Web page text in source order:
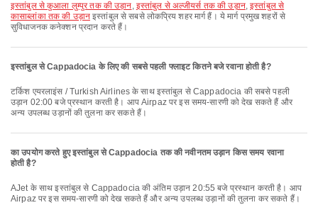
इस्तांबुल से कुआला लुम्पुर तक की उड़ान, इस्तांबुल से अल्जीयर्स तक की उड़ान,इस्तांबुल से
कासाब्लांका तक की उड़ानइस्तांबुल से सबसे लोकप्रिय शहर मार्ग हैं। ये मार्ग प्रमुख शहरों से
सुविधाजनक कनेक्शन प्रदान करते हैं।
इस्तांबुल से Cappadocia के लिए की सबसे पहली फ्लाइट कितने बजे रवाना होती है?
टर्किश एयरलाइंस / Turkish Airlines के साथ इस्तांबुल से Cappadocia की सबसे पहली
उड़ान 02:00 बजे प्रस्थान करती है। आप Airpaz पर इस समय-सारणी को देख सकते हैं और
अन्य उपलब्ध उड़ानों की तुलना कर सकते हैं।
का उपयोग करते हुए इस्तांबुल से Cappadocia तक की नवीनतम उड़ान किस समय रवाना
होती है?
AJet के साथ इस्तांबुल से Cappadocia की अंतिम उड़ान 20:55 बजे प्रस्थान करती है। आप
Airpaz पर इस समय-सारणी को देख सकते हैं और अन्य उपलब्ध उड़ानों की तुलना कर सकते हैं।